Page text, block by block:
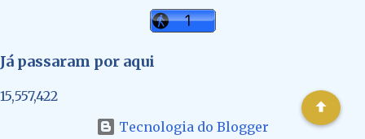
Já passaram por aqui
15,557,422
Tecnologia do Blogger